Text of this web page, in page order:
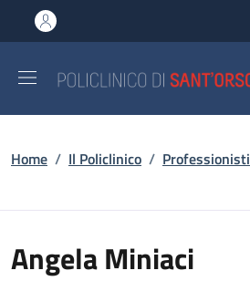
al contenuto principale
to footer content
Briciole di pane
Home / Il Policlinico / Professionisti
Angela Miniaci